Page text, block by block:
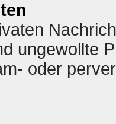
ungewollte
oder